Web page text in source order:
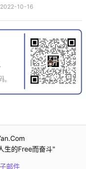
2022-10-16
生的Free而奋斗"
邮件